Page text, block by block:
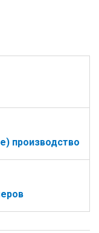
производство